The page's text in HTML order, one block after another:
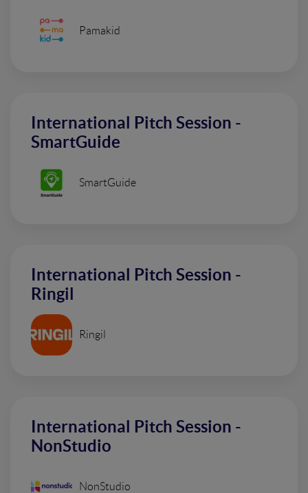
Pamakid
International Pitch Session -
SmartGuide
SmartGuide
International Pitch Session -
Ringil
Ringil
International Pitch Session -
NonStudio
NonStudio